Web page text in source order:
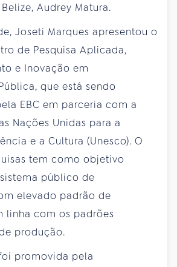
Audrey Matura.
Joseti Marques apresentou o
de Pesquisa Aplicada,
e Inovação em
que está sendo
EBC em parceria com a
Nações Unidas para a
e a Cultura (Unesco). O
tem como objetivo
público de
elevado padrão de
linha com os padrões
produção.
promovida pela